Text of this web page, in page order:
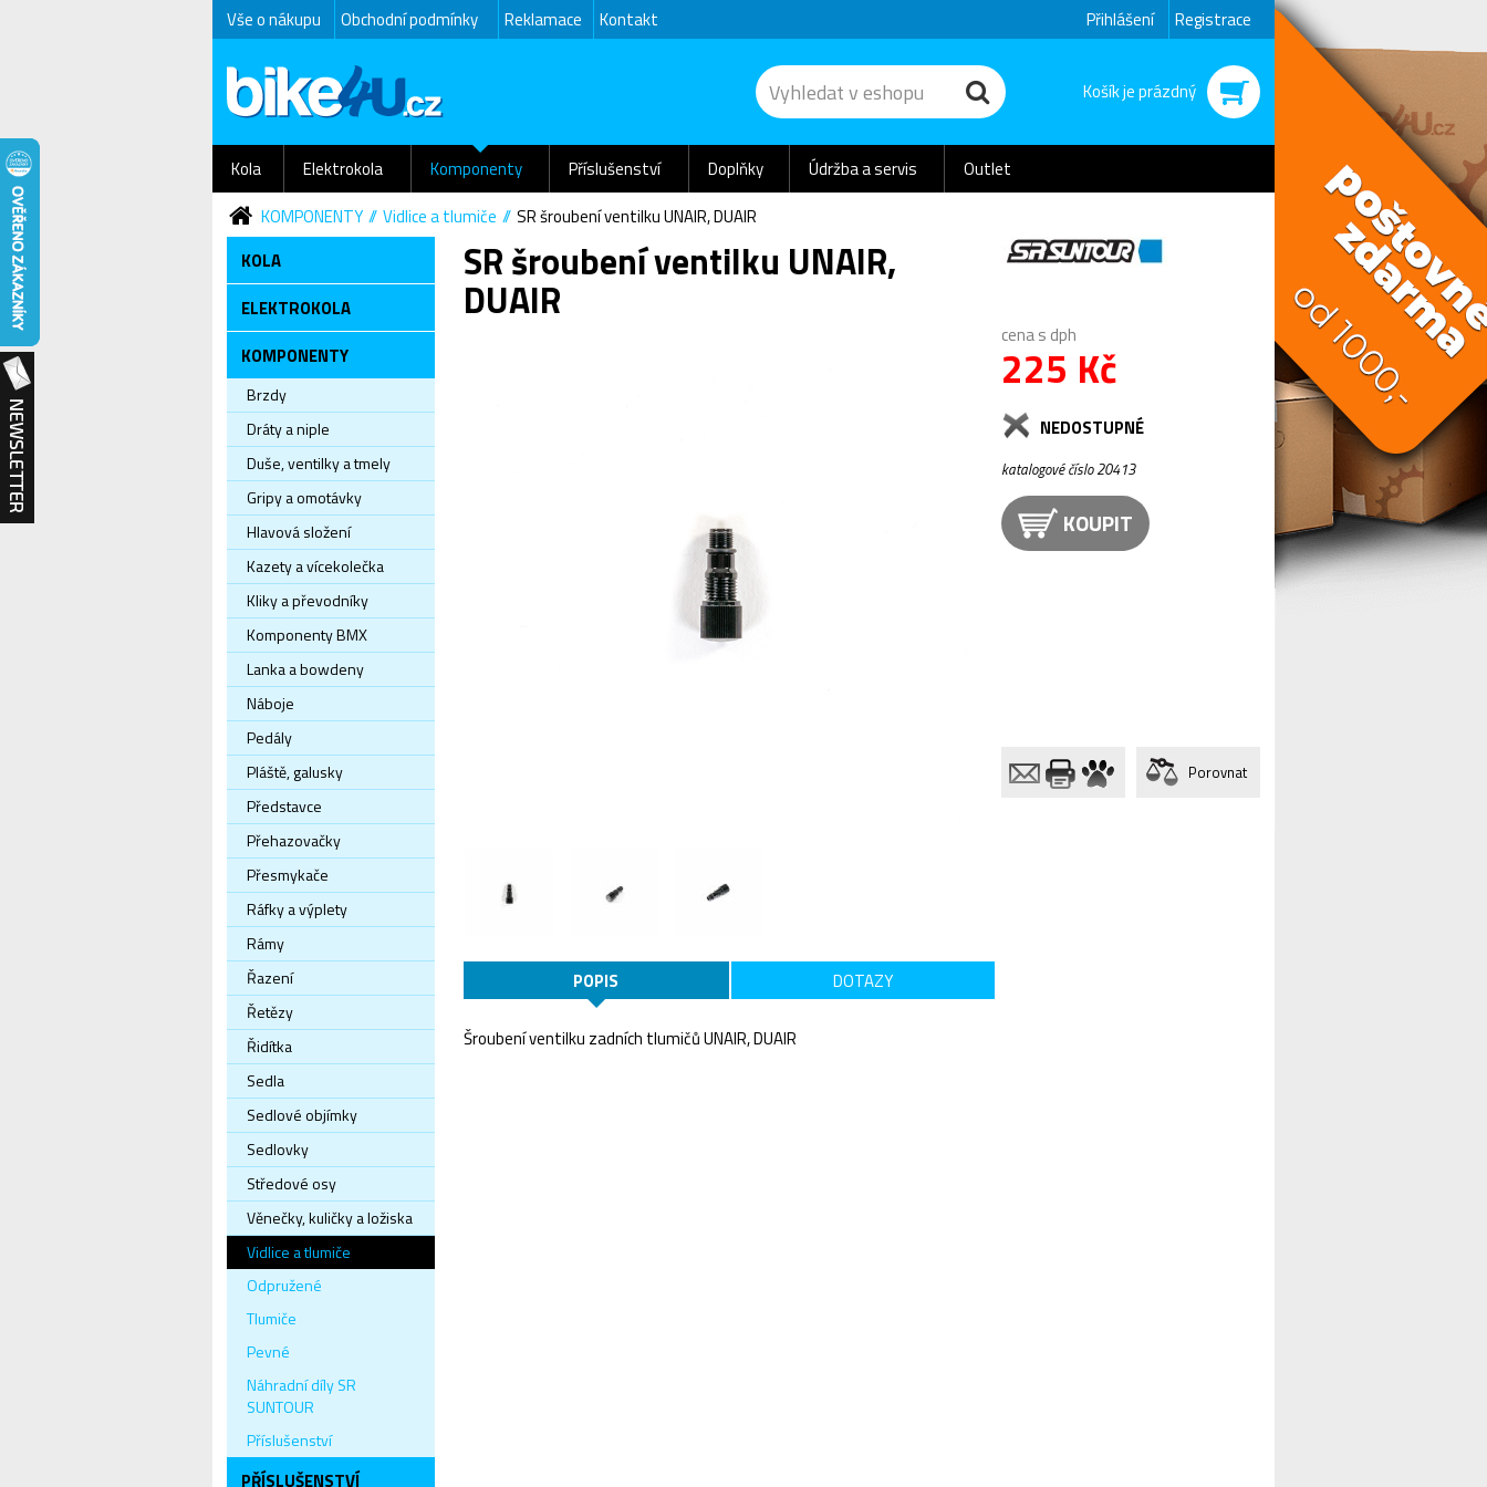
Vše o nákupu Obchodní podmínky Reklamace Kontakt Přihlášení Registrace
Košík je prázdný
Kola Elektrokola Komponenty Příslušenství Doplňky Údržba a servis
Outlet
KOMPONENTY
Vidlice a tlumiče
SR šroubení ventilku UNAIR, DUAIR
KOLA
ELEKTROKOLA
KOMPONENTY
Brzdy
Dráty a niple
Duše, ventilky a tmely
Gripy a omotávky
Hlavová složení
Kazety a vícekolečka
Kliky a převodníky
Komponenty BMX
Lanka a bowdeny
Náboje
Pedály
Pláště, galusky
Představce
Přehazovačky
Přesmykače
Ráfky a výplety
Rámy
Řazení
Řetězy
Řidítka
Sedla
Sedlové objímky
Sedlovky
Středové osy
Věnečky, kuličky a ložiska
Vidlice a tlumiče
Odpružené
Tlumiče
Pevné
Náhradní díly SR
SUNTOUR
Příslušenství
PŘÍSLUŠENSTVÍ
SR šroubení ventilku UNAIR,
DUAIR
cena s dph
225 Kč
NEDOSTUPNÉ
katalogové číslo 20413
KOUPIT
Porovnat
POPIS DOTAZY
Šroubení ventilku zadních tlumičů UNAIR, DUAIR